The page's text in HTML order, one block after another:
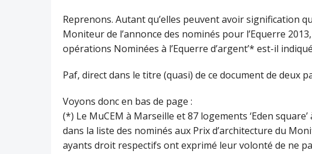
Reprenons. Autant qu’elles peuvent avoir signification
Moniteur de l’annonce des nominés pour l’Equerre
opérations Nominées à l’Equerre d’argent’* est-il
Paf, direct dans le titre (quasi) de ce document de deux
Voyons donc en bas de page :
(*) Le MuCEM à Marseille et 87 logements ‘Eden
dans la liste des nominés aux Prix d’architecture du
ayants droit respectifs ont exprimé leur volonté de ne